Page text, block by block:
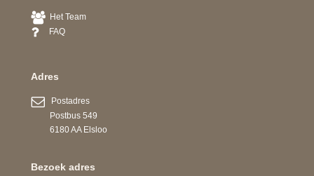
Het Team
FAQ
Adres
Postadres
Postbus 549
6180 AA Elsloo
Bezoek adres